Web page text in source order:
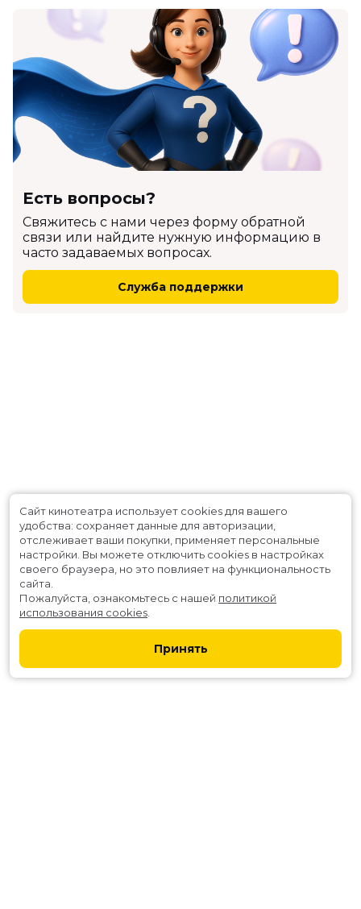
Есть вопросы?
Cвяжитесь с нами через форму обратной
связи или найдите нужную информацию в
часто задаваемых вопросах.
Служба поддержки
Сайт кинотеатра использует cookies для вашего
удобства: сохраняет данные для авторизации,
отслеживает ваши покупки, применяет персональные
настройки. Вы можете отключить cookies в настройках
своего браузера, но это повлияет на функциональность
сайта.
Пожалуйста, ознакомьтесь с нашей политикой
использования cookies
Принять